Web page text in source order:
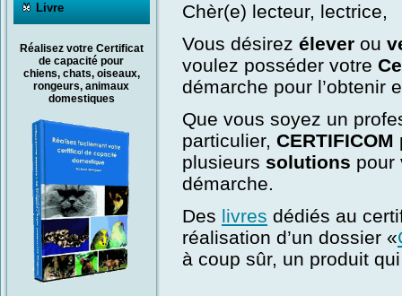
Livre
Réalisez votre Certificat
de capacité pour
chiens, chats, oiseaux,
rongeurs, animaux
domestiques
Chèr(e) lecteur, lectrice,
Vous désirez élever ou
voulez posséder votre C
démarche pour l’obtenir
Que vous soyez un
particulier, CERTIFICOM
plusieurs solutions pour
démarche.
Des livres dédiés au
réalisation d’un dossier «
à coup sûr, un produit